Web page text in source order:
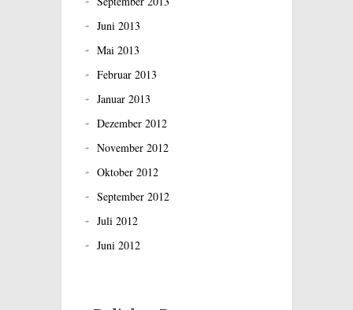
Juni 2013
Mai 2013
Februar 2013
Januar 2013
Dezember 2012
November 2012
Oktober 2012
September 2012
Juli 2012
Juni 2012